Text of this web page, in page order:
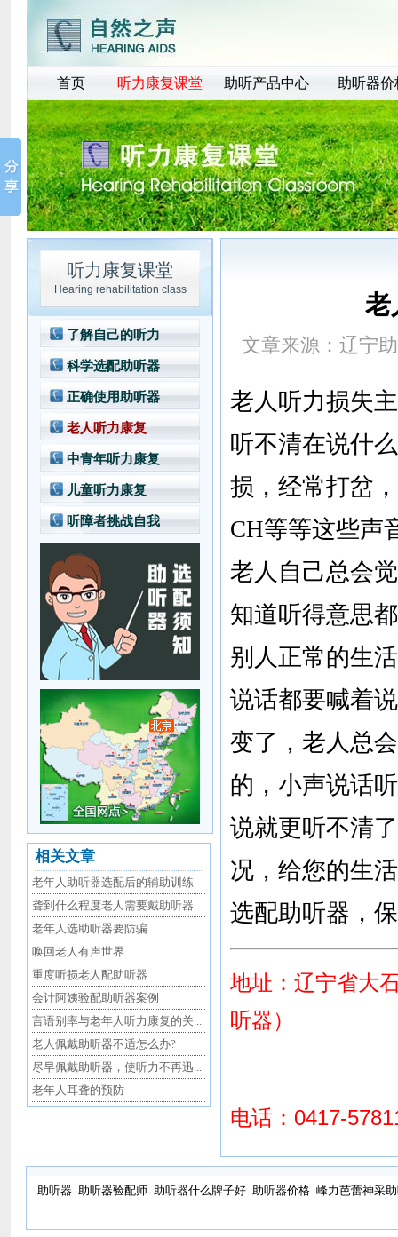
首页 听力康复课堂 助听产品中心 助听器价
听力康复课堂
Hearing rehabilitation class
了解自己的听力
科学选配助听器
正确使用助听器
老人听力康复
中青年听力康复
儿童听力康复
听障者挑战自我
相关文章
老年人助听器选配后的辅助训练
聋到什么程度老人需要戴助听器
老年人选助听器要防骗
唤回老人有声世界
重度听损老人配助听器
会计阿姨验配助听器案例
言语别率与老年人听力康复的关...
老人佩戴助听器不适怎么办?
尽早佩戴助听器，使听力不再迅...
老年人耳聋的预防
老
文章来源： 辽宁
老人听力损失
听不清在说什
损，经常打岔
CH等等这些声
老人自己总会
知道听得意思
别人正常的生
说话都要喊着
变了，老人总
的，小声说话
说就更听不清
况，给您的生
选配助听器，
地址：辽宁省大
听器）
电话：0417-
助听器 助听器验配师 助听器什么牌子好 助听器价格 峰力芭蕾神采